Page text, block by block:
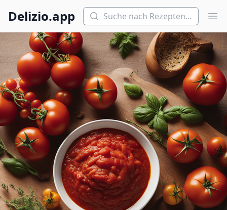
Delizio.app Suchen